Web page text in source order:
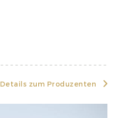
Details zum Produzenten